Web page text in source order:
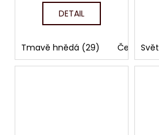
DETAIL
Tmavě hnědá (29) Černá